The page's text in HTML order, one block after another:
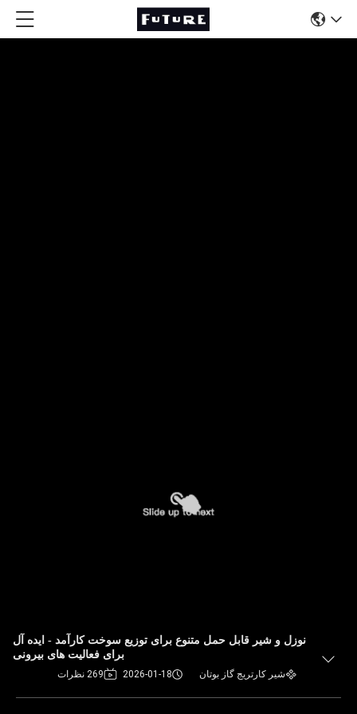
نوزل و شیر قابل حمل متنوع برای توزیع سوخت کارآمد - ایده آل
برای فعالیت های بیرونی
شیر کارتریج گاز بوتان 2026-01-18 269 نظرات